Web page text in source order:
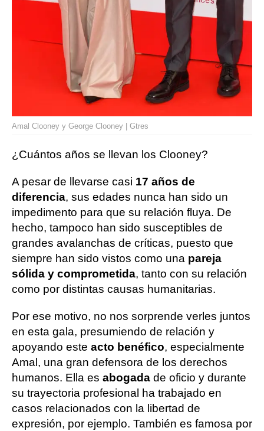
Amal Clooney y George Clooney | Gtres
¿Cuántos años se llevan los Clooney?
A pesar de llevarse casi 17 años de
diferencia, sus edades nunca han sido un
impedimento para que su relación fluya. De
hecho, tampoco han sido susceptibles de
grandes avalanchas de críticas, puesto que
siempre han sido vistos como una pareja
sólida y comprometida, tanto con su relación
como por distintas causas humanitarias.
Por ese motivo, no nos sorprende verles juntos
en esta gala, presumiendo de relación y
apoyando este acto benéfico, especialmente
Amal, una gran defensora de los derechos
humanos. Ella es abogada de oficio y durante
su trayectoria profesional ha trabajado en
casos relacionados con la libertad de
expresión, por ejemplo. También es famosa por